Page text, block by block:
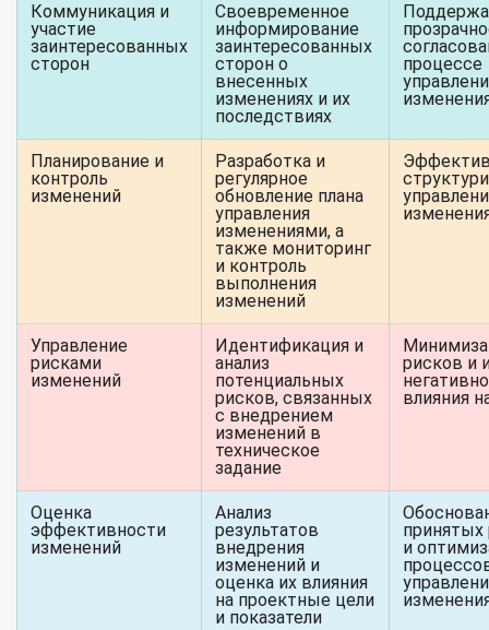
Коммуникация и
участие
заинтересованных
сторон
Своевременное
информирование
заинтересованных
сторон о
внесенных
изменениях и их
последствиях
процессе
Планирование и
контроль
изменений
Разработка и
регулярное
обновление плана
управления
изменениями, а
также мониторинг
и контроль
выполнения
изменений
Управление
рисками
изменений
Идентификация и
анализ
потенциальных
рисков, связанных
с внедрением
изменений в
техническое
задание
рисков и
влияния
Оценка
эффективности
изменений
Анализ
результатов
внедрения
изменений и
оценка их влияния
на проектные цели
и показатели
и